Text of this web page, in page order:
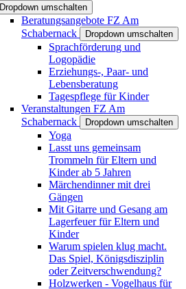
Dropdown umschalten
Beratungsangebote FZ Am
Schabernack
Dropdown umschalten
Sprachförderung und
Logopädie
Erziehungs-, Paar- und
Lebensberatung
Tagespflege für Kinder
Veranstaltungen FZ Am
Schabernack
Dropdown umschalten
Yoga
Lasst uns gemeinsam
Trommeln für Eltern und
Kinder ab 5 Jahren
Märchendinner mit drei
Gängen
Mit Gitarre und Gesang am
Lagerfeuer für Eltern und
Kinder
Warum spielen klug macht.
Das Spiel, Königsdisziplin
oder Zeitverschwendung?
Holzwerken - Vogelhaus für